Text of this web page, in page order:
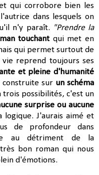
qui corrobore bien les
dans lesquels on
n'y paraît. "Prendre la
touchant qui met en
qui permet surtout de
reprend toujours ses
et pleine d'humanité
construite sur un schéma
possibilités, c'est un
surprise ou aucune
logique. J'aurais aimé et
de profondeur dans
au détriment de la
bon roman qui nous
d'émotions.